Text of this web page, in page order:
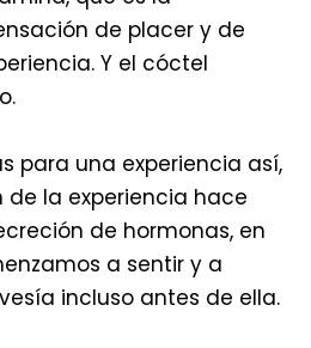
de placer y de
Y el cóctel
para una experiencia así,
la experiencia hace
de hormonas, en
a sentir y a
incluso antes de ella.